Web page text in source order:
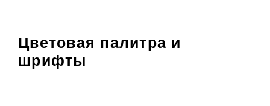
Цветовая палитра и
шрифты